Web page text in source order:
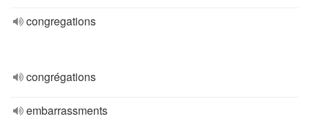
congregations
congrégations
embarrassments